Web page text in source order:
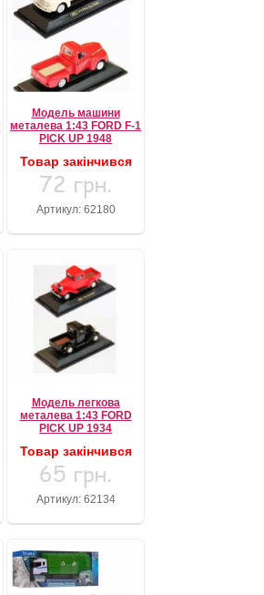
Модель машини
металева 1:43 FORD F-1
PICK UP 1948
Товар закінчився
72 грн.
Артикул: 62180
Модель легкова
металева 1:43 FORD
PICK UP 1934
Товар закінчився
65 грн.
Артикул: 62134